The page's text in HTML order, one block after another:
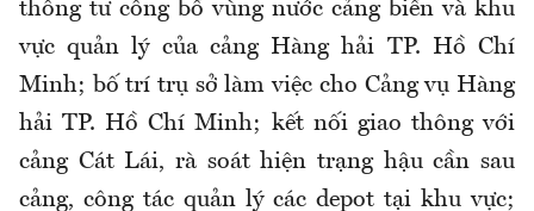
thông tư công bố vùng nước cảng biển và khu
vực quản lý của cảng Hàng hải TP. Hồ Chí
Minh; bố trí trụ sở làm việc cho Cảng vụ Hàng
hải TP. Hồ Chí Minh; kết nối giao thông với
cảng Cát Lái, rà soát hiện trạng hậu cần sau
cảng, công tác quản lý các depot tại khu vực;